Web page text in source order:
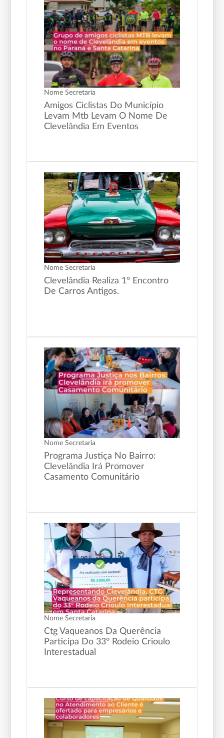
Nome Secretaria
Amigos Ciclistas Do Município
Levam Mtb Levam O Nome De
Clevelândia Em Eventos
Nome Secretaria
Clevelândia Realiza 1° Encontro
De Carros Antigos.
Nome Secretaria
Programa Justiça No Bairro:
Clevelândia Irá Promover
Casamento Comunitário
Nome Secretaria
Ctg Vaqueanos Da Querência
Participa Do 33° Rodeio Crioulo
Interestadual